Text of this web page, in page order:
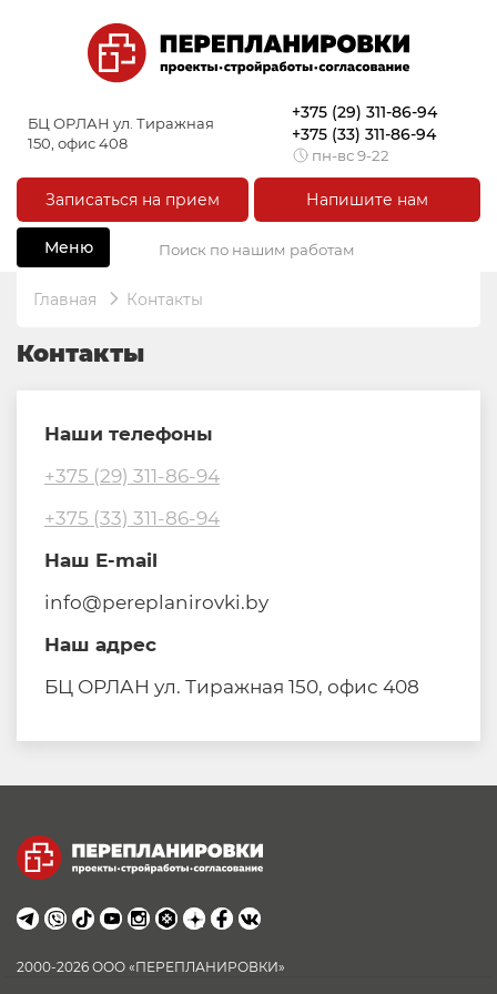
БЦ ОРЛАН ул. Тиражная
150, офис 408
+375 (29) 311-86-94
+375 (33) 311-86-94
пн-вс 9-22
Записаться на прием Напишите нам
Меню
Главная Контакты
Контакты
Наши телефоны
+375 (29) 311-86-94
+375 (33) 311-86-94
Наш E-mail
info@pereplanirovki.by
Наш адрес
БЦ ОРЛАН ул. Тиражная 150, офис 408
2000-2026 ООО «ПЕРЕПЛАНИРОВКИ»